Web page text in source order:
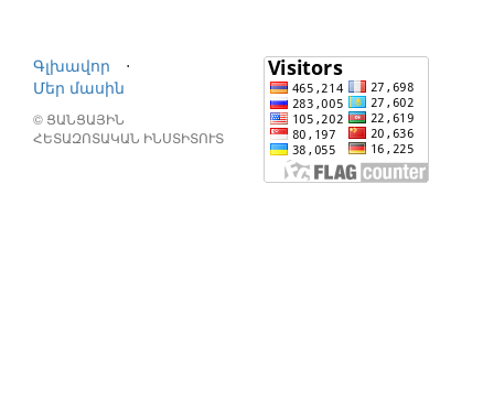
Գլխավոր
⋅
Մեր մասին
© ՑԱՆՑԱՅԻՆ
ՀԵՏԱԶՈՏԱԿԱՆ ԻՆՍՏԻՏՈՒՏ